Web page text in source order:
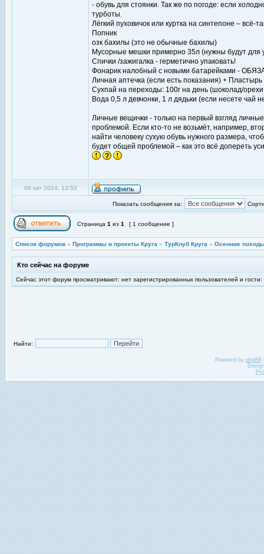
- обувь для стоянки. Так же по погоде: если
турботы.
Лёгкий пуховичок или куртка на синтепоне – всё-
Попник
озк бахилы (это не обычные бахилы)
Мусорные мешки примерно 35л (нужны будут для
Спички /зажигалка - герметично упаковать!
Фонарик налобный с новыми батарейками -
Личная аптечка (если есть показания) +
Сухпай на переходы: 100г на день (шоколад/
Вода 0,5 л девчонки, 1 л дядьки (если несете чай
Личные вещички - только на первый взгляд
проблемой. Если кто-то не возьмёт, например,
найти человеку сухую обувь нужного размера,
будет общей проблемой – как это всё допереть
06 окт 2024, 13:52
Показать сообщения за:
Страница 1 из 1 [ 1 сообщение ]
Список форумов » Программы и проекты Круга » ТурКлуб Круга » Осенние
Кто сейчас на форуме
Сейчас этот форум просматривают: нет зарегистрированных пользователей и гости:
Найти:
Powered by phpBB